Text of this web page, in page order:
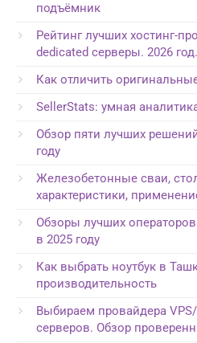
подъёмник
Рейтинг лучших хостинг-
dedicated серверы. 2026 год.
Как отличить
SellerStats: умная
Обзор пяти лучших
году
Железобетонные сваи,
характеристики,
Обзоры лучших
в 2025 году
Как выбрать ноутбук в
производительность
Выбираем провайдера
серверов. Обзор